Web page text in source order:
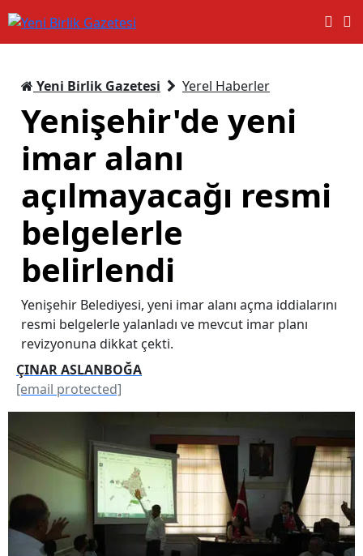
Yeni Birlik Gazetesi Yerel Haberler
Yenişehir'de yeni
imar alanı
açılmayacağı resmi
belgelerle
belirlendi
Yenişehir Belediyesi, yeni imar alanı açma iddialarını
resmi belgelerle yalanladı ve mevcut imar planı
revizyonuna dikkat çekti.
ÇINAR ASLANBOĞA
[email protected]